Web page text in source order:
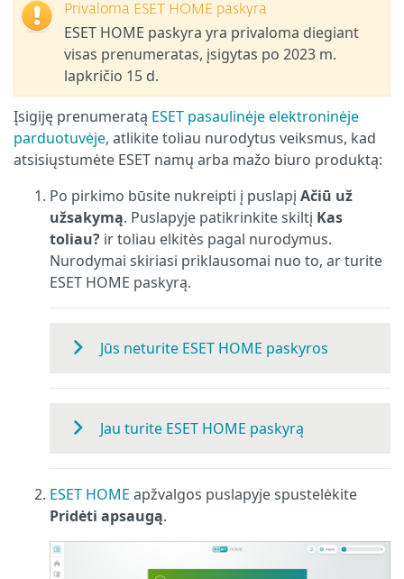
Privaloma ESET HOME paskyra
ESET HOME paskyra yra privaloma diegiant
visas prenumeratas, įsigytas po 2023 m.
lapkričio 15 d.
Įsigiję prenumeratą ESET pasaulinėje elektroninėje
parduotuvėje, atlikite toliau nurodytus veiksmus, kad
atsisiųstumėte ESET namų arba mažo biuro produktą:
Po pirkimo būsite nukreipti į puslapį Ačiū už
užsakymą. Puslapyje patikrinkite skiltį Kas
toliau? ir toliau elkitės pagal nurodymus.
Nurodymai skiriasi priklausomai nuo to, ar turite
ESET HOME paskyrą.
Jūs neturite ESET HOME paskyros
Jau turite ESET HOME paskyrą
ESET HOME apžvalgos puslapyje spustelėkite
Pridėti apsaugą.